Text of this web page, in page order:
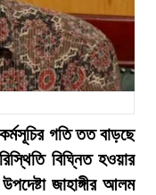
গতি তত বাড়ছে
বিঘ্নিত হওয়ার
জাহাঙ্গীর আলম